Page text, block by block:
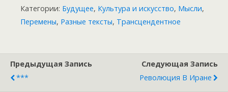
Категории: Будущее, Культура и искусство, Мысли,
Перемены, Разные тексты, Трансцендентное
Предыдущая Запись
***
Следующая Запись
Революция В Иране